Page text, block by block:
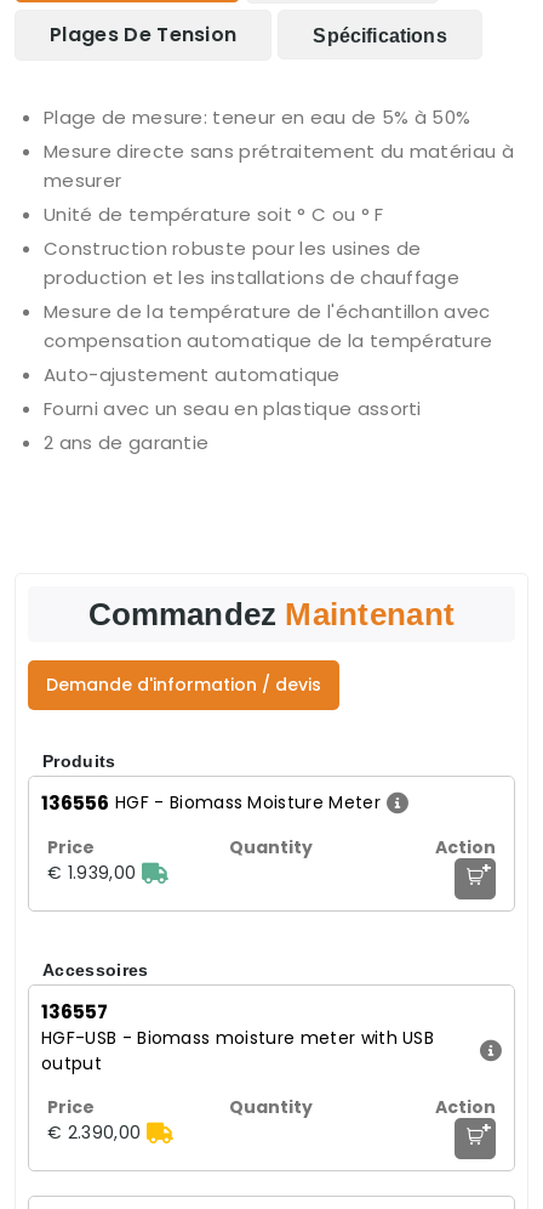
Plages De Tension Spécifications
Plage de mesure: teneur en eau de 5% à 50%
Mesure directe sans prétraitement du matériau à
mesurer
Unité de température soit ° C ou ° F
Construction robuste pour les usines de
production et les installations de chauffage
Mesure de la température de l'échantillon avec
compensation automatique de la température
Auto-ajustement automatique
Fourni avec un seau en plastique assorti
2 ans de garantie
Commandez Maintenant
Demande d'information / devis
Produits
136556 HGF - Biomass Moisture Meter
€ 1.939,00 +
Accessoires
136557
HGF-USB - Biomass moisture meter with USB
output
€ 2.390,00 +